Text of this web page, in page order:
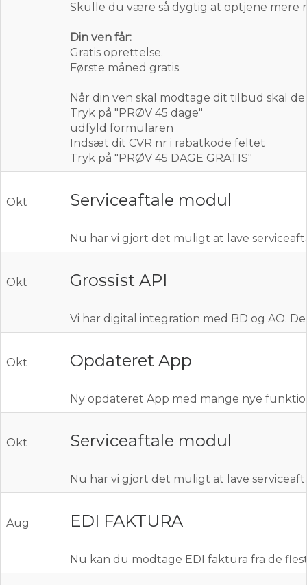
Skulle du være så dygtig at optjene mere
Din ven får:
Gratis oprettelse.
Første måned gratis.
Når din ven skal modtage dit tilbud skal
Tryk på "PRØV 45 dage"
udfyld formularen
Indsæt dit CVR nr i rabatkode feltet
Tryk på "PRØV 45 DAGE GRATIS"
Okt Serviceaftale modul
Nu har vi gjort det muligt at lave
Okt Grossist API
Vi har digital integration med BD og AO.
Okt Opdateret App
Ny opdateret App med mange nye
Okt Serviceaftale modul
Nu har vi gjort det muligt at lave
Aug EDI FAKTURA
Nu kan du modtage EDI faktura fra de